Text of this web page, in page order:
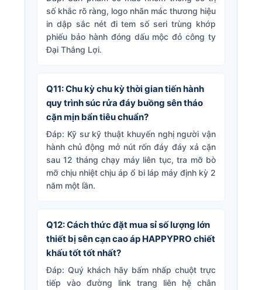
số khắc rõ ràng, logo nhãn mác thương hiệu
in dập sắc nét đi tem số seri trùng khớp
phiếu bảo hành đóng dấu mộc đỏ công ty
Đại Thắng Lợi.
Q11: Chu kỳ chu kỳ thời gian tiến hành
quy trình súc rửa đáy buồng sên tháo
cặn mịn bẩn tiêu chuẩn?
Đáp: Kỹ sư kỹ thuật khuyến nghị người vận
hành chủ động mở nút rốn đáy đáy xả cặn
sau 12 tháng chạy máy liên tục, tra mỡ bò
mỡ chịu nhiệt chịu áp ổ bi láp máy định kỳ 2
năm một lần.
Q12: Cách thức đặt mua sỉ số lượng lớn
thiết bị sên cạn cao áp HAPPYPRO chiết
khấu tốt tốt nhất?
Đáp: Quý khách hãy bấm nhấp chuột trực
tiếp vào đường link trang liên hệ chân